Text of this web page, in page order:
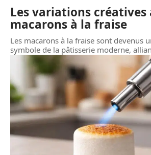
Les variations
macarons à la fraise
Les macarons à la fraise sont devenus
symbole de la pâtisserie moderne,